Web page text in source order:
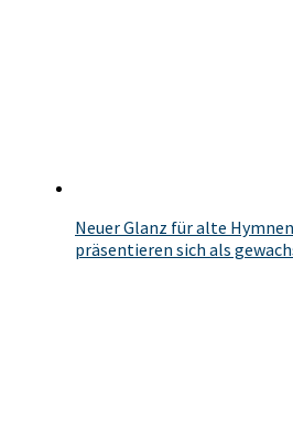
Neuer Glanz für alte
präsentieren sich als